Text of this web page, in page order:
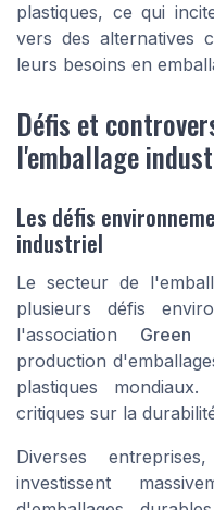
plastiques, ce qui
vers des alternatives
leurs besoins en
Défis et
l'emballage
Les défis
industriel
Le secteur de
plusieurs défis
l'association Green
production
plastiques
critiques sur la
Diverses
investissent